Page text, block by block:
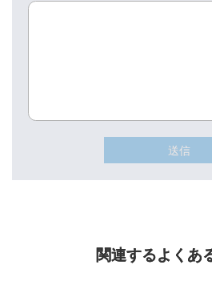
送信
関連するよくあ